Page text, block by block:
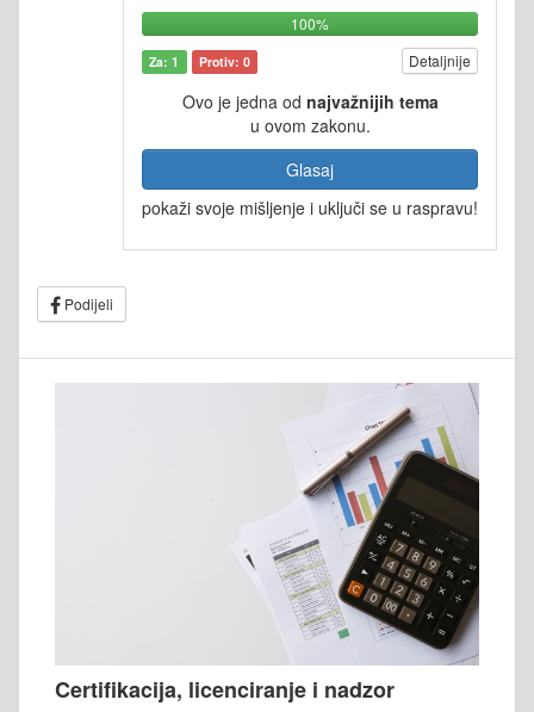
100%
Za: 1 Protiv: 0 Detaljnije
Ovo je jedna od najvažnijih tema
u ovom zakonu.
Glasaj
pokaži svoje mišljenje i uključi se u raspravu!
Podijeli
Certifikacija, licenciranje i nadzor